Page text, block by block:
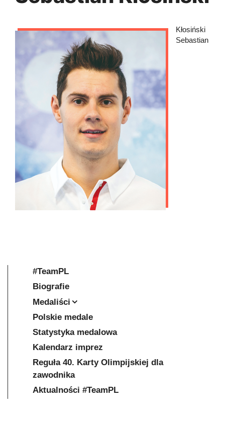
Kłosiński
Sebastian
#TeamPL
Biografie
Medaliści
Polskie medale
Statystyka medalowa
Kalendarz imprez
Reguła 40. Karty Olimpijskiej dla
zawodnika
Aktualności #TeamPL